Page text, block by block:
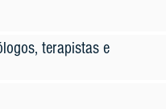
terapistas e